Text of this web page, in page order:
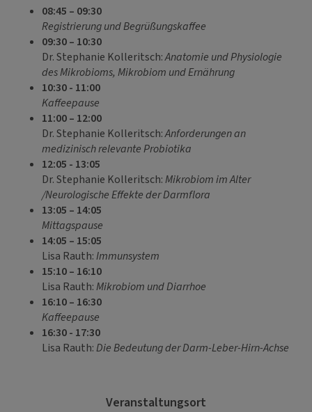
08:45 – 09:30
Registrierung und Begrüßungskaffee
09:30 – 10:30
Dr. Stephanie Kolleritsch:Anatomie und Physiologie
des Mikrobioms, Mikrobiom und Ernährung
10:30 - 11:00
Kaffeepause
11:00 – 12:00
Dr. Stephanie Kolleritsch:Anforderungen an
medizinisch relevante Probiotika
12:05 - 13:05
Dr. Stephanie Kolleritsch:Mikrobiom im Alter
/Neurologische Effekte der Darmflora
13:05 – 14:05
Mittagspause
14:05 – 15:05
Lisa Rauth:Immunsystem
15:10 – 16:10
Lisa Rauth:Mikrobiom und Diarrhoe
16:10 – 16:30
Kaffeepause
16:30 - 17:30
Lisa Rauth:Die Bedeutung der Darm-Leber-Hirn-Achse
Veranstaltungsort